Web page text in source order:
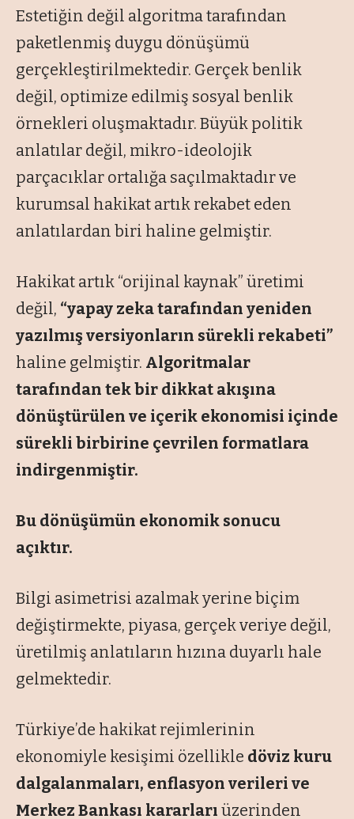
Estetiğin değil algoritma tarafından
paketlenmiş duygu dönüşümü
gerçekleştirilmektedir. Gerçek benlik
değil, optimize edilmiş sosyal benlik
örnekleri oluşmaktadır. Büyük politik
anlatılar değil, mikro-ideolojik
parçacıklar ortalığa saçılmaktadır ve
kurumsal hakikat artık rekabet eden
anlatılardan biri haline gelmiştir.
Hakikat artık “orijinal kaynak” üretimi
değil, “yapay zeka tarafından yeniden
yazılmış versiyonların sürekli rekabeti”
haline gelmiştir. Algoritmalar
tarafından tek bir dikkat akışına
dönüştürülen ve içerik ekonomisi içinde
sürekli birbirine çevrilen formatlara
indirgenmiştir.
Bu dönüşümün ekonomik sonucu
açıktır.
Bilgi asimetrisi azalmak yerine biçim
değiştirmekte, piyasa, gerçek veriye değil,
üretilmiş anlatıların hızına duyarlı hale
gelmektedir.
Türkiye’de hakikat rejimlerinin
ekonomiyle kesişimi özellikle döviz kuru
dalgalanmaları, enflasyon verileri ve
Merkez Bankası kararları üzerinden